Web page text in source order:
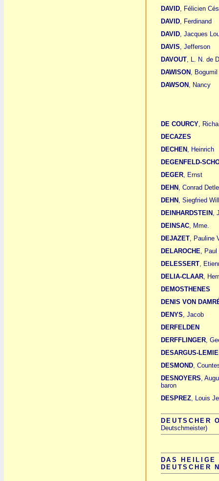
DAVID, Félicien
DAVID, Ferdinand
DAVID, Jacques
DAVIS, Jefferson
DAVOUT, L. N. de
DAWISON , Bogumil
DAWSON , Nancy
DE COURCY,
DECAZES
DECHEN , Heinrich
DEGENFELD-
DEGER, Ernst
DEHN , Conrad
DEHN , Siegfried
DEINHARDSTEIN ,
DEINSAC, Mme.
DEJAZET, Pauline
DELAROCHE, Paul
DELESSERT,
DELIA-CLAAR,
DEMOSTHENES
DENIS VON
DENYS, Jacob
DERFELDEN
DERFFLINGER,
DESARGUS-
DESMOND,
DESNOYERS,
baron
DESPREZ, Louis
DEUTSCHER
Deutschmeister)
DAS HEILIGE
DEUTSCHER